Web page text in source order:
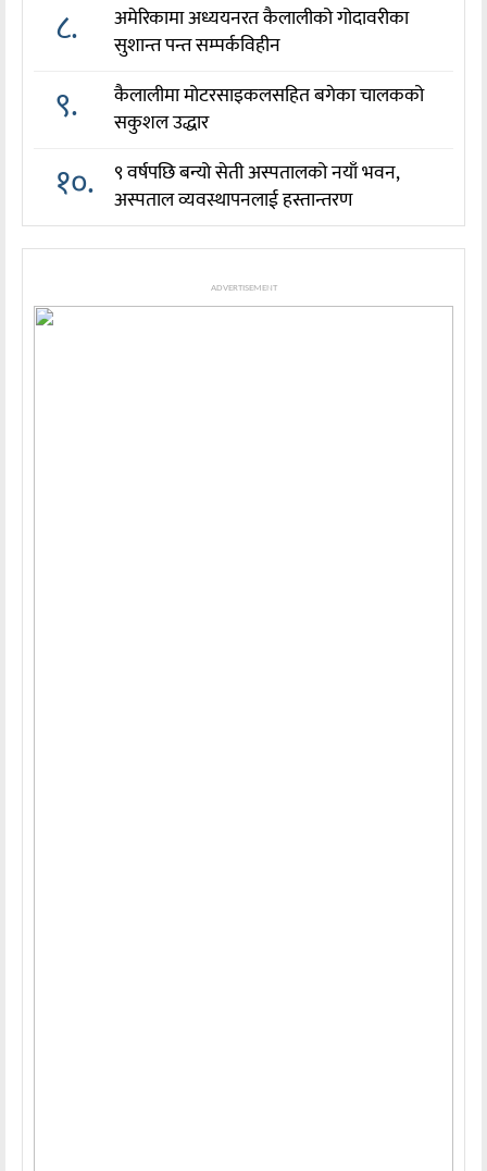
८.
अमेरिकामा अध्ययनरत कैलालीको गोदावरीका
सुशान्त पन्त सम्पर्कविहीन
९.
कैलालीमा मोटरसाइकलसहित बगेका चालकको
सकुशल उद्धार
१०.
९ वर्षपछि बन्यो सेती अस्पतालको नयाँ भवन,
अस्पताल व्यवस्थापनलाई हस्तान्तरण
ADVERTISEMENT